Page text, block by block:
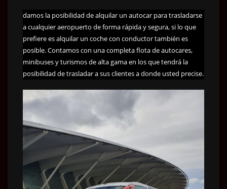
damos la posibilidad de alquilar un autocar para trasladarse
a cualquier aeropuerto de forma rápida y segura, si lo que
prefiere es alquilar un coche con conductor también es
posible. Contamos con una completa flota de autocares,
minibuses y turismos de alta gama en los que tendrá la
posibilidad de trasladar a sus clientes a donde usted precise.